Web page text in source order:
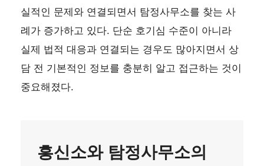
실적인 문제와 연결되면서 탐정사무소를 찾는 사
례가 증가하고 있다. 단순 호기심 수준이 아니라
실제 법적 대응과 연결되는 경우도 많아지면서 상
담 전 기본적인 정보를 충분히 알고 접근하는 것이
중요해졌다.
흥신소와 탐정사무소의